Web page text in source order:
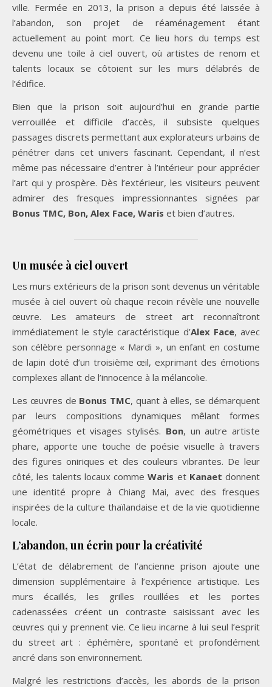
ville. Fermée en 2013, la prison a depuis été laissée à
l’abandon, son projet de réaménagement étant
actuellement au point mort. Ce lieu hors du temps est
devenu une toile à ciel ouvert, où artistes de renom et
talents locaux se côtoient sur les murs délabrés de
l’édifice.
Bien que la prison soit aujourd’hui en grande partie
verrouillée et difficile d’accès, il subsiste quelques
passages discrets permettant aux explorateurs urbains de
pénétrer dans cet univers fascinant. Cependant, il n’est
même pas nécessaire d’entrer à l’intérieur pour apprécier
l’art qui y prospère. Dès l’extérieur, les visiteurs peuvent
admirer des fresques impressionnantes signées par
Bonus TMC, Bon, Alex Face, Waris et bien d’autres.
Un musée à ciel ouvert
Les murs extérieurs de la prison sont devenus un véritable
musée à ciel ouvert où chaque recoin révèle une nouvelle
œuvre. Les amateurs de street art reconnaîtront
immédiatement le style caractéristique d’Alex Face, avec
son célèbre personnage « Mardi », un enfant en costume
de lapin doté d’un troisième œil, exprimant des émotions
complexes allant de l’innocence à la mélancolie.
Les œuvres de Bonus TMC, quant à elles, se démarquent
par leurs compositions dynamiques mêlant formes
géométriques et visages stylisés. Bon, un autre artiste
phare, apporte une touche de poésie visuelle à travers
des figures oniriques et des couleurs vibrantes. De leur
côté, les talents locaux commeWaris et Kanaet donnent
une identité propre à Chiang Mai, avec des fresques
inspirées de la culture thaïlandaise et de la vie quotidienne
locale.
L’abandon, un écrin pour la créativité
L’état de délabrement de l’ancienne prison ajoute une
dimension supplémentaire à l’expérience artistique. Les
murs écaillés, les grilles rouillées et les portes
cadenassées créent un contraste saisissant avec les
œuvres qui y prennent vie. Ce lieu incarne à lui seul l’esprit
du street art : éphémère, spontané et profondément
ancré dans son environnement.
Malgré les restrictions d’accès, les abords de la prison